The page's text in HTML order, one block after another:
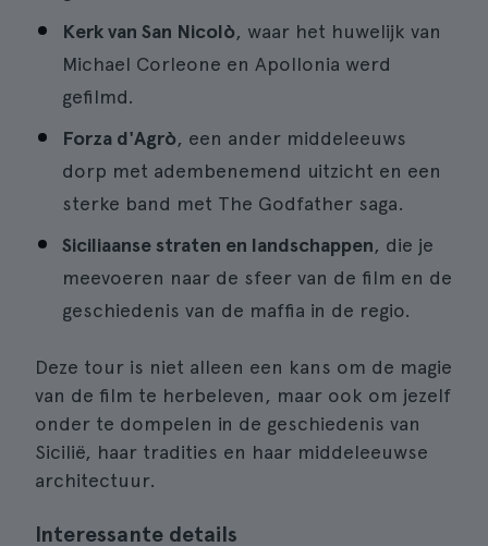
Kerk van San Nicolò, waar het huwelijk van
Michael Corleone en Apollonia werd
gefilmd.
Forza d'Agrò, een ander middeleeuws
dorp met adembenemend uitzicht en een
sterke band met The Godfather saga.
Siciliaanse straten en landschappen, die je
meevoeren naar de sfeer van de film en de
geschiedenis van de maffia in de regio.
Deze tour is niet alleen een kans om de magie
van de film te herbeleven, maar ook om jezelf
onder te dompelen in de geschiedenis van
Sicilië, haar tradities en haar middeleeuwse
architectuur.
Interessante details